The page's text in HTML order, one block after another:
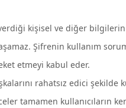
kişisel ve diğer
Şifrenin kullanım
etmeyi kabul eder.
rahatsız edici şekilde
tamamen kullanıcıların